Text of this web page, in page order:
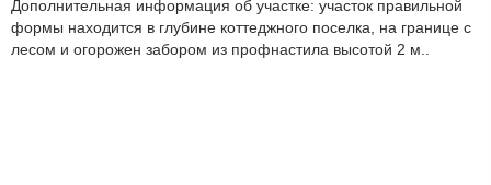
Дополнительная информация об участке: участок правильной
формы находится в глубине коттеджного поселка, на границе с
лесом и огорожен забором из профнастила высотой 2 м..